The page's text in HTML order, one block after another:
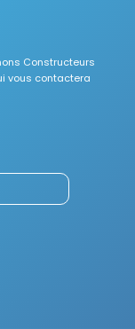
Constructeurs
vous contactera